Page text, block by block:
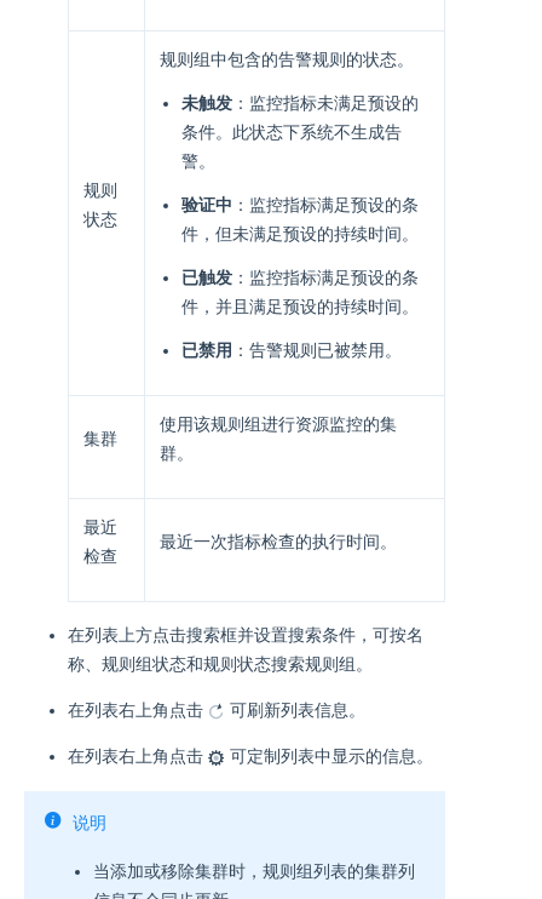
规则
状态
规则组中包含的告警规则的状态。
未触发 ：监控指标未满足预设的
条件。此状态下系统不生成告
警。
验证中 ：监控指标满足预设的条
件，但未满足预设的持续时间。
已触发 ：监控指标满足预设的条
件，并且满足预设的持续时间。
已禁用 ：告警规则已被禁用。
集群
使用该规则组进行资源监控的集
群。
最近
检查
最近一次指标检查的执行时间。
在列表上方点击搜索框并设置搜索条件，可按名
称、规则组状态和规则状态搜索规则组。
在列表右上角点击 可刷新列表信息。
在列表右上角点击 可定制列表中显示的信息。
说明
当添加或移除集群时，规则组列表的集群列